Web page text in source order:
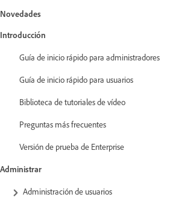
Novedades
Introducción
Guía de inicio rápido para administradores
Guía de inicio rápido para usuarios
Biblioteca de tutoriales de vídeo
Preguntas más frecuentes
Versión de prueba de Enterprise
Administrar
Administración de usuarios